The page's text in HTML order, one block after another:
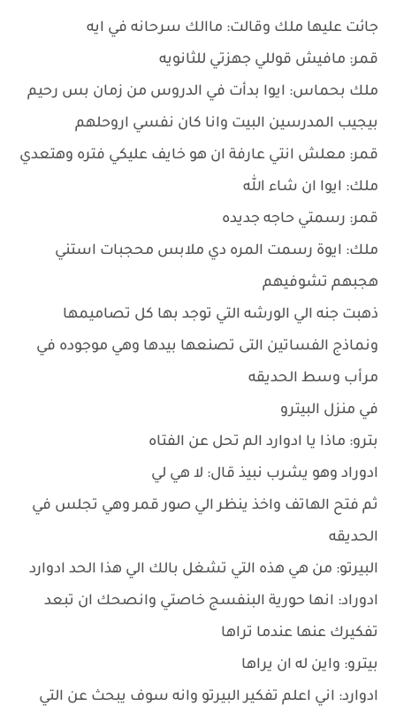
جائت عليها ملك وقالت: ماالك سرحانه في ايه
قمر: مافيش قوللي جهزتي للثانويه
ملك بحماس: ايوا بدأت في الدروس من زمان بس رحيم
بيجيب المدرسين البيت وانا كان نفسي اروحلهم
قمر: معلش انتي عارفة ان هو خايف عليكي فتره وهتعدي
ملك: ايوا ان شاء الله
قمر: رسمتي حاجه جديده
ملك: ايوة رسمت المره دي ملابس محجبات استني
هجبهم تشوفيهم
ذهبت جنه الي الورشه التي توجد بها كل تصاميمها
ونماذج الفساتين التى تصنعها بيدها وهي موجوده في
مرأب وسط الحديقه
في منزل البيترو
بترو: ماذا يا ادوارد الم تحل عن الفتاه
ادوراد وهو يشرب نبيذ قال: لا هي لي
ثم فتح الهاتف واخذ ينظر الي صور قمر وهي تجلس في
الحديقه
البيرتو: من هي هذه التي تشغل بالك الي هذا الحد ادوارد
ادوراد: انها حورية البنفسج خاصتي وانصحك ان تبعد
تفكيرك عنها عندما تراها
بيترو: واين له ان يراها
ادوارد: اني اعلم تفكير البيرتو وانه سوف يبحث عن التي